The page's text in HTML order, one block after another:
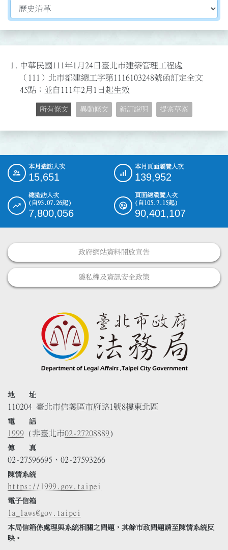
切換選擇法規資訊內容
1. 中華民國111年1月24日臺北市建築管理工程處
（111）北市都建總工字第1116103248號函訂定全文
45點；並自111年2月1日起生效
所有條文 異動條文 新訂說明 提案草案
::: 本月造訪人次
15,651
本月頁面瀏覽人次
139,952
總造訪人次
(自93.07.26起)
7,800,056
頁面總瀏覽人次
(自105.7.15起)
90,401,107
政府網站資料開放宣告
隱私權及資訊安全政策
地 址
110204 臺北市信義區市府路1號8樓東北區
電 話
1999 (非臺北市02-27208889)
傳 真
02-27596695、02-27593266
陳情系統
https://1999.gov.taipei
電子信箱
la_laws@gov.taipei
本局信箱係處理與系統相關之問題，其餘市政問題請至陳情系統反
映。